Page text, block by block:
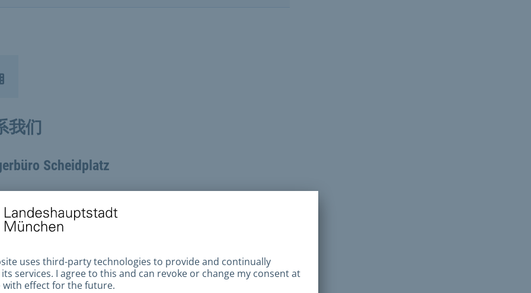
我们
Scheidplatz
号码
89 233-96000